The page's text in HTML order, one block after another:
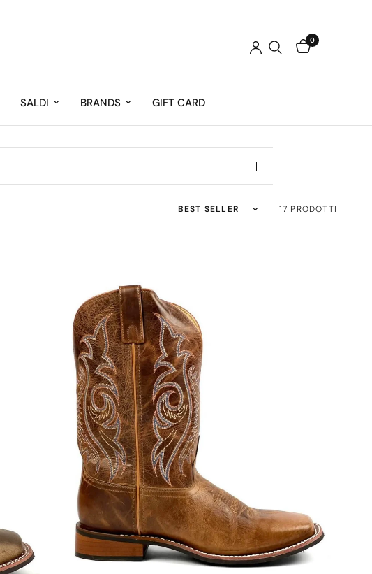
0
SALDI BRANDS GIFT CARD
Ordina per: 17 PRODOTTI